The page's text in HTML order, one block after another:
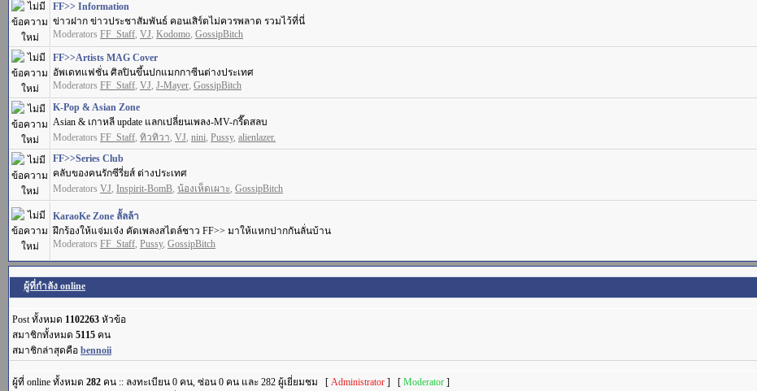
FF>> Information
ข่าวฝาก ข่าวประชาสัมพันธ์ คอนเสิร์ตไม่ควรพลาด รวมไว้ที่นี่
Moderators FF_Staff, VJ, Kodomo, GossipBitch
FF>>Artists MAG Cover
อัพเดทแฟชั่น ศิลปินขึ้นปกแมกกาซีนต่างประเทศ
Moderators FF_Staff, VJ, J-Mayer, GossipBitch
K-Pop & Asian Zone
Asian & เกาหลี update แลกเปลี่ยนเพลง-MV-กรี๊ดสลบ
Moderators FF_Staff, ทิวทิวา, VJ, nini, Pussy, alienlazer.
FF>>Series Club
คลับของคนรักซีรี่ยส์ ต่างประเทศ
Moderators VJ, Inspirit-BomB, น้องเห็ดเผาะ, GossipBitch
KaraoKe Zone ลั้ลล้า
ฝึกร้องให้แจ่มเจ๋ง คัดเพลงสไตล์ชาว FF>> มาให้แหกปากกันลั่นบ้าน
Moderators FF_Staff, Pussy, GossipBitch
ผู้ที่กำลัง online
Post ทั้งหมด 1102263 หัวข้อ
สมาชิกทั้งหมด 5115 คน
สมาชิกล่าสุดคือ bennoii
ผู้ที่ online ทั้งหมด 282 คน :: ลงทะเบียน 0 คน, ซ่อน 0 คน และ 282 ผู้เยี่ยมชม [ Administrator ] [ Moderator ]